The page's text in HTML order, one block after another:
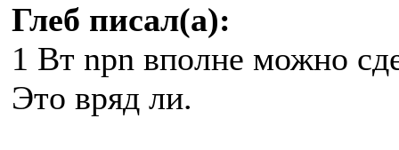
Глеб писал(а):
1 Вт npn вполне можно
Это вряд ли.